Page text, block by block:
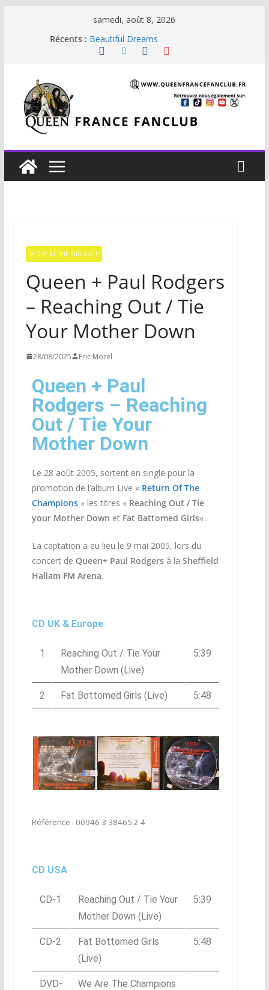
samedi, août 8, 2026
Récents : Beautiful Dreams
Glouttons For Punishment (1981)
Je vis avec Freddie Mercury
A DAY AT THE GROUP !
Queen + Paul Rodgers
‎– Reaching Out / Tie
Your Mother Down
28/08/2025 Eric Morel
Queen + Paul
Rodgers ‎– Reaching
Out / Tie Your
Mother Down
Le 28 août 2005, sortent en single pour la
promotion de l’album Live « Return Of The
Champions» les titres « Reaching Out / Tie
your Mother Down et Fat Battomed Girls« .
La captation a eu lieu le 9 mai 2005, lors du
concert de Queen+ Paul Rodgersà la Sheffield
Hallam FM Arena.
CD UK & Europe
1
Reaching Out / Tie Your
Mother Down (Live)
5:39
2 Fat Bottomed Girls (Live) 5:48
Référence : 00946 3 38465 2 4
CD USA
CD-1
Reaching Out / Tie Your
Mother Down (Live)
5:39
CD-2
Fat Bottomed Girls
(Live)
5:48
DVD-
We Are The Champions